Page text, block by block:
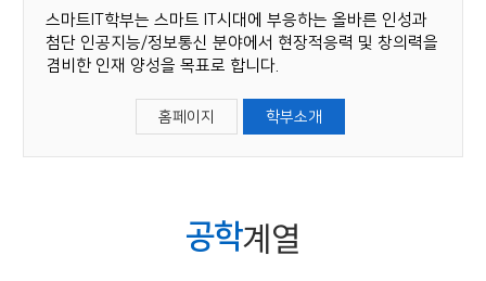
스마트IT학부는 스마트 IT시대에 부응하는 올바른 인성과
첨단 인공지능/정보통신 분야에서 현장적응력 및 창의력을
겸비한 인재 양성을 목표로 합니다.
홈페이지 학부소개
공학계열